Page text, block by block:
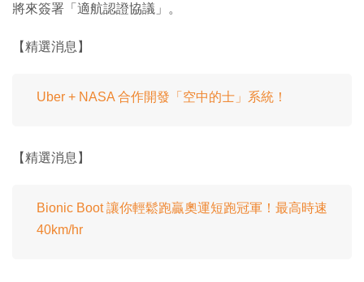
將來簽署「適航認證協議」。
【精選消息】
Uber + NASA 合作開發「空中的士」系統！
【精選消息】
Bionic Boot 讓你輕鬆跑贏奧運短跑冠軍！最高時速
40km/hr